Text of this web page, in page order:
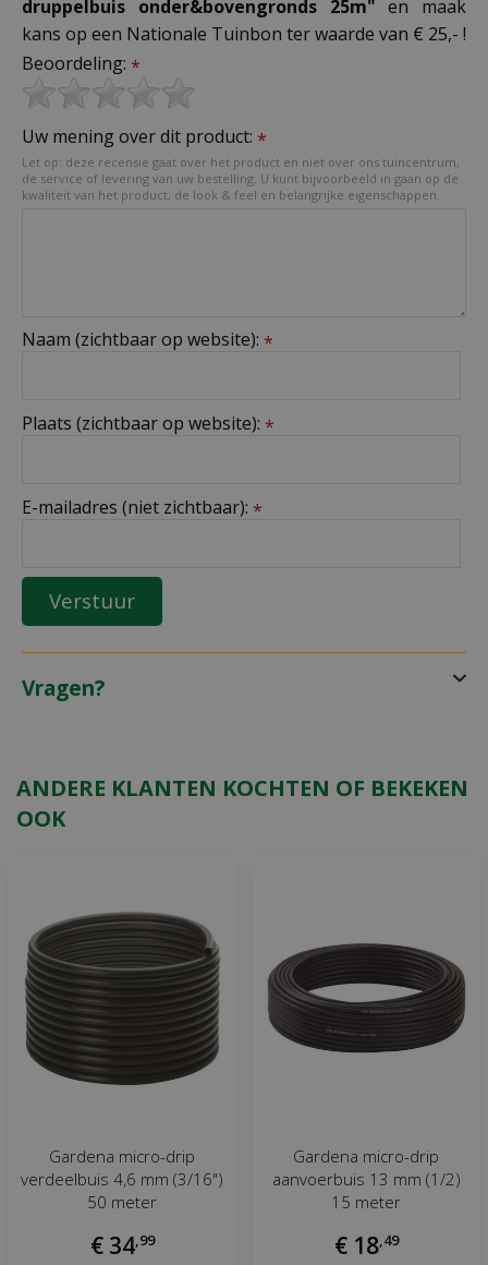
druppelbuis onder&bovengronds 25m" en maak
kans op een Nationale Tuinbon ter waarde van € 25,- !
Beoordeling: *
Uw mening over dit product: *
Let op: deze recensie gaat over het product en niet over ons tuincentrum,
de service of levering van uw bestelling. U kunt bijvoorbeeld in gaan op de
kwaliteit van het product, de look & feel en belangrijke eigenschappen.
Naam (zichtbaar op website): *
Plaats (zichtbaar op website): *
E-mailadres (niet zichtbaar): *
Vragen?
ANDERE KLANTEN KOCHTEN OF BEKEKEN
OOK
Gardena micro-drip
verdeelbuis 4,6 mm (3/16")
50 meter
€ 34,99
Gardena micro-drip
aanvoerbuis 13 mm (1/2)
15 meter
€ 18,49